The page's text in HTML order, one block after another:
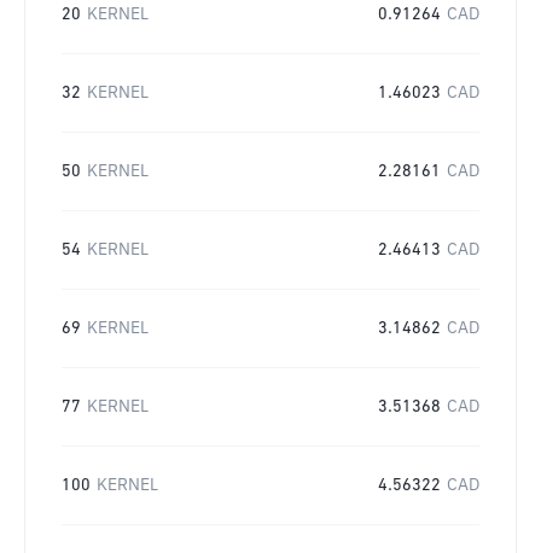
20 KERNEL 0.91264 CAD
32 KERNEL 1.46023 CAD
50 KERNEL 2.28161 CAD
54 KERNEL 2.46413 CAD
69 KERNEL 3.14862 CAD
77 KERNEL 3.51368 CAD
100 KERNEL 4.56322 CAD